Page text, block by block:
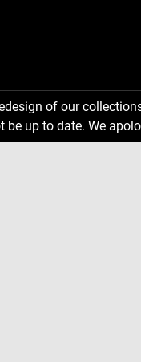
of our
be up to date. We